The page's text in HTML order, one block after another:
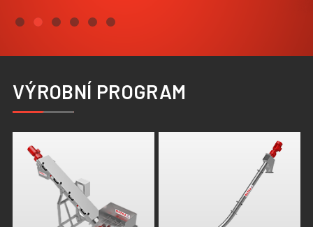
KONTAKTY
+420 387 240 910 | rataj@rataj.cz
ČESKY
VÝROBNÍ PROGRAM